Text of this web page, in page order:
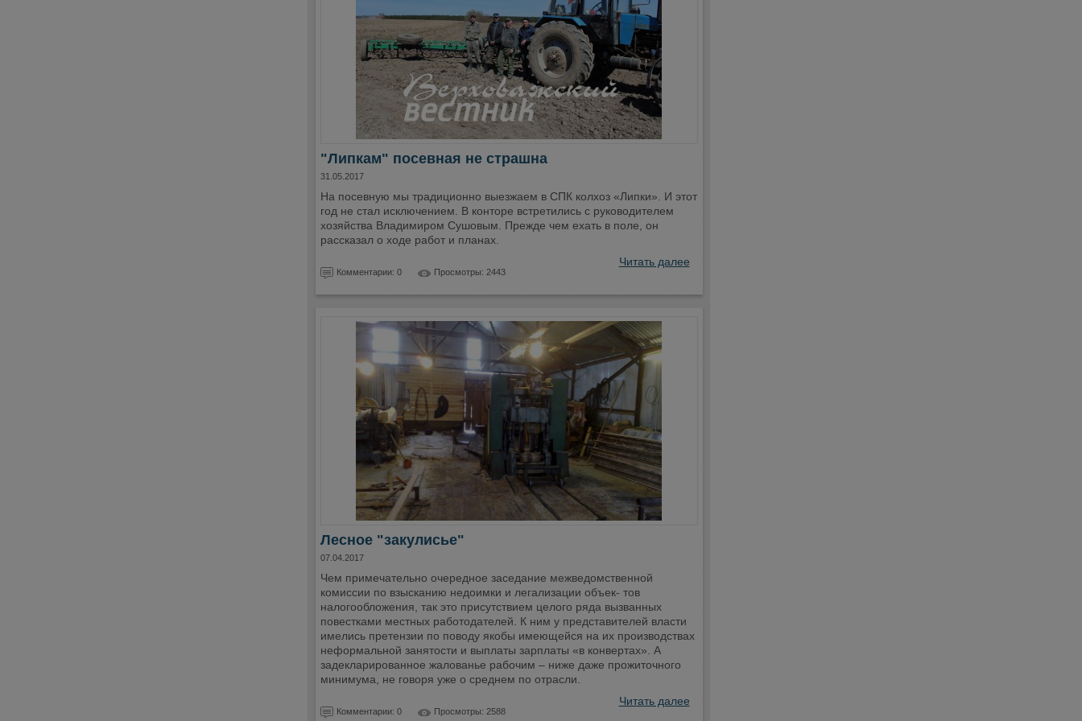
"Липкам" посевная не страшна
31.05.2017
На посевную мы традиционно выезжаем в СПК колхоз «Липки». И этот
год не стал исключением. В конторе встретились с руководителем
хозяйства Владимиром Сушовым. Прежде чем ехать в поле, он
рассказал о ходе работ и планах.
Читать далее
Комментарии: 0 Просмотры: 2443
Лесное "закулисье"
07.04.2017
Чем примечательно очередное заседание межведомственной
комиссии по взысканию недоимки и легализации объек- тов
налогообложения, так это присутствием целого ряда вызванных
повестками местных работодателей. К ним у представителей власти
имелись претензии по поводу якобы имеющейся на их производствах
неформальной занятости и выплаты зарплаты «в конвертах». А
задекларированное жалованье рабочим – ниже даже прожиточного
минимума, не говоря уже о среднем по отрасли.
Читать далее
Комментарии: 0 Просмотры: 2588